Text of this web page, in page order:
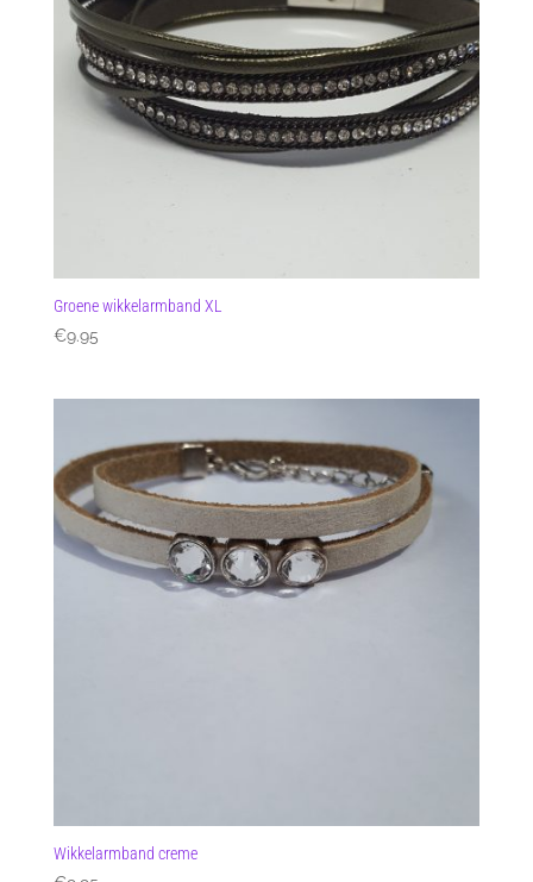
Groene wikkelarmband XL
€9.95
Wikkelarmband creme